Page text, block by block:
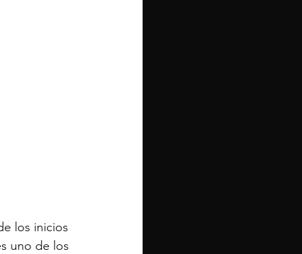
los inicios
uno de los